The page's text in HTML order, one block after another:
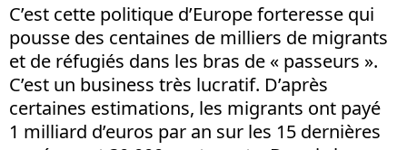
C’est cette politique d’Europe forteresse qui
pousse des centaines de milliers de migrants
et de réfugiés dans les bras de « passeurs ».
C’est un business très lucratif. D’après
certaines estimations, les migrants ont payé
1 milliard d’euros par an sur les 15 dernières